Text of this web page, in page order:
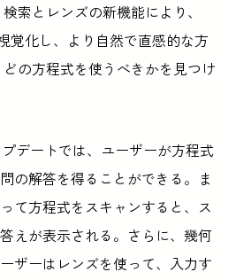
索とレンズの新機能により、
覚化し、より自然で直感的な方
の方程式を使うべきかを見つけ
デートでは、ユーザーが方程式
の解答を得ることができる。ま
て方程式をスキャンすると、ス
えが表示される。さらに、幾何
ザーはレンズを使って、入力す